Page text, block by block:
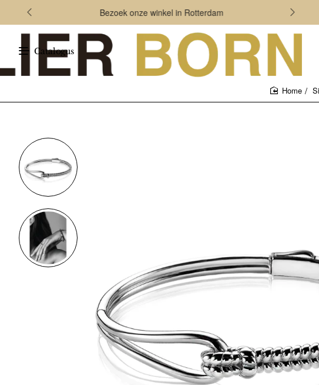
Bezoek onze winkel in Rotterdam
Catalogus